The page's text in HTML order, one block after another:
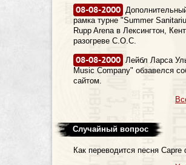
08-08-2000
рамка турне "Summer
Rupp Arena в Лексингтон,
разогреве C.O.C.
08-08-2000 Лейбл Ларса
Music Company" обзавелся
сайтом.
Случайный вопрос
Как пеpеводится песня Capre